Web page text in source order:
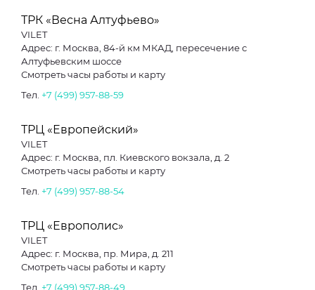
ТРК «Весна Алтуфьево»
VILET
Адрес: г. Москва, 84-й км МКАД, пересечение с
Алтуфьевским шоссе
Смотреть часы работы и карту
Тел. +7 (499) 957-88-59
ТРЦ «Европейский»
VILET
Адрес: г. Москва, пл. Киевского вокзала, д. 2
Смотреть часы работы и карту
Тел. +7 (499) 957-88-54
ТРЦ «Европолис»
VILET
Адрес: г. Москва, пр. Мира, д. 211
Смотреть часы работы и карту
Тел. +7 (499) 957-88-49